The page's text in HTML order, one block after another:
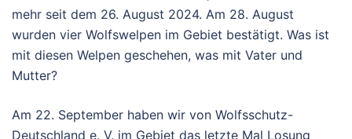
mehr seit dem 26. August 2024. Am 28. August
wurden vier Wolfswelpen im Gebiet bestätigt. Was ist
mit diesen Welpen geschehen, was mit Vater und
Mutter?
Am 22. September haben wir von Wolfsschutz-
Deutschland e. V. im Gebiet das letzte Mal Losung